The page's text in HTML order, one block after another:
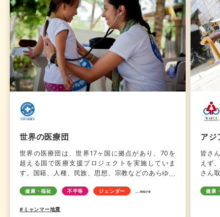
んでいます。
世界の医療団
世界の医療団は、世界17ヶ国に拠点があり、70を
超える国で医療支援プロジェクトを実施していま
す。国籍、人種、民族、思想、宗教などのあらゆる
人々の支援を行っています。特に難民、移民、ホー
も支援の届きにくい人々に寄り添い、適切な医療を
健康・福祉 不平等 ジェンダー ...more
#ミャンマー地震
アジ
皆さ
えず
さん
加の
健康